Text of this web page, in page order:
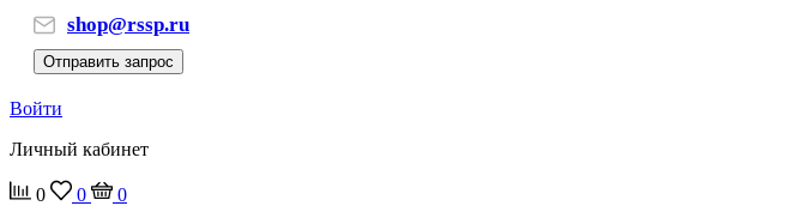
shop@rssp.ru
Отправить запрос
Войти
Личный кабинет
0 0
0